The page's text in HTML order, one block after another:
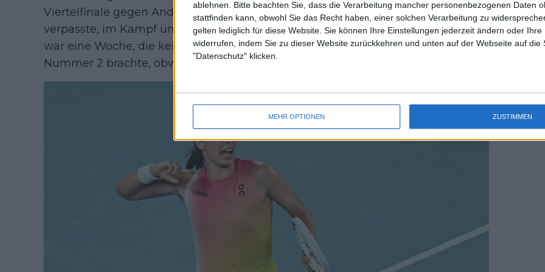
ablehnen. Bitte beachten Sie, dass die Verarbeitung mancher personenbezogenen Daten
stattfinden kann, obwohl Sie das Recht haben, einer solchen Verarbeitung zu
gelten lediglich für diese Website. Sie können Ihre Einstellungen jederzeit ändern oder Ihre
widerrufen, indem Sie zu dieser Website zurückkehren und unten auf der Webseite auf die
"Datenschutz" klicken.
MEHR OPTIONEN ZUSTIMMEN
Viertelfinale gegen Andreeva war sicherlich ein Rückschlag, da sie die Chance
verpasste, im Kampf um die Spitzenposition zu Sabalenka aufzuschließen. Es
war eine Woche, die keine großen Veränderungen für die Nummer 1 und die
Nummer 2 brachte, obwohl beide ihre Chancen hatten.
uss
mal
des